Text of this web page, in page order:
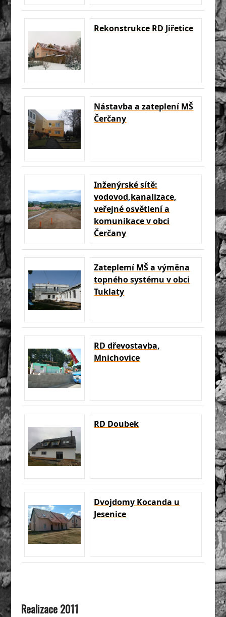
Rekonstrukce RD Jiřetice
Nástavba a zateplení MŠ
Čerčany
Inženýrské sítě:
vodovod,kanalizace,
veřejné osvětlení a
komunikace v obci
Čerčany
Zateplemí MŠ a výměna
topného systému v obci
Tuklaty
RD dřevostavba,
Mnichovice
RD Doubek
Dvojdomy Kocanda u
Jesenice
Realizace 2011